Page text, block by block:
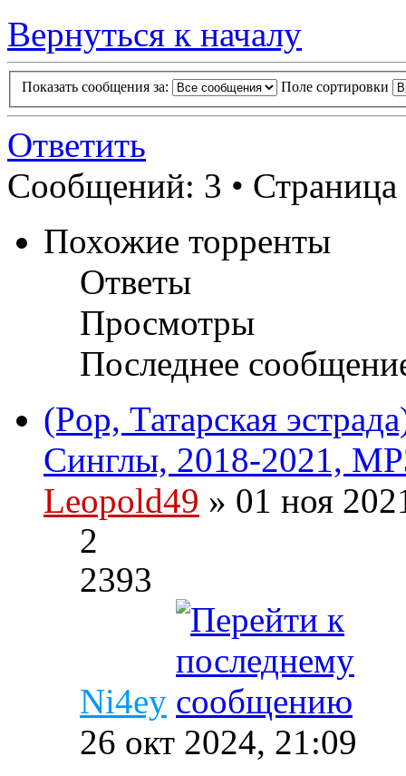
Вернуться к началу
Показать сообщения за: Поле сортировки
Ответить
Сообщений: 3 • Страница
Похожие торренты
Ответы
Просмотры
Последнее
(Pop, Татарская
Синглы, 2018-2021,
Leopold49 » 01 ноя
2
2393
Ni4ey
26 окт 2024, 21:09